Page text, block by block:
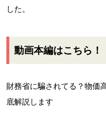
した。
動画本編はこちら！
財務省に騙されてる？物価
底解説します